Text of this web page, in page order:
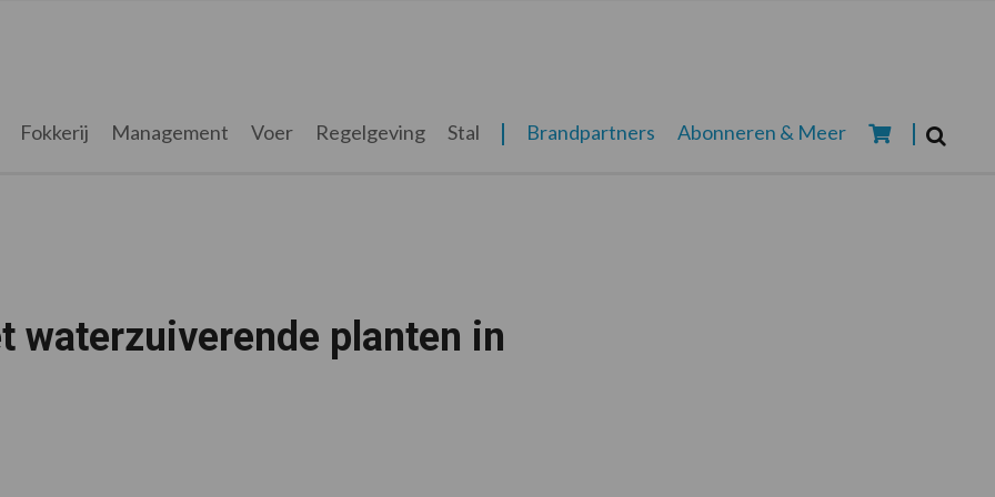
Fokkerij Management Voer Regelgeving Stal Brandpartners Abonneren & Meer
waterzuiverende planten in